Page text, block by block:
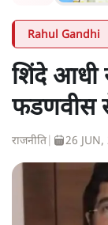
Rahul Gandhi
शिंदे आधी
फडणवीस से
राजनीति 26 JUN,